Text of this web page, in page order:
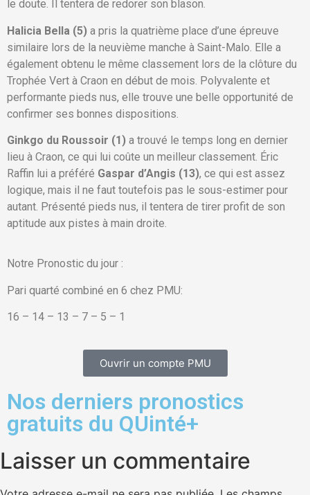
le doute. Il tentera de redorer son blason.
Halicia Bella (5) a pris la quatrième place d’une épreuve
similaire lors de la neuvième manche à Saint-Malo. Elle a
également obtenu le même classement lors de la clôture du
Trophée Vert à Craon en début de mois. Polyvalente et
performante pieds nus, elle trouve une belle opportunité de
confirmer ses bonnes dispositions.
Ginkgo du Roussoir (1) a trouvé le temps long en dernier
lieu à Craon, ce qui lui coûte un meilleur classement. Éric
Raffin lui a préféré Gaspar d’Angis (13), ce qui est assez
logique, mais il ne faut toutefois pas le sous-estimer pour
autant. Présenté pieds nus, il tentera de tirer profit de son
aptitude aux pistes à main droite.
Notre Pronostic du jour :
Pari quarté combiné en 6 chez PMU:
16 – 14 – 13 – 7 – 5 – 1
Ouvrir un compte PMU
Nos derniers pronostics
gratuits du QUinté+
Laisser un commentaire